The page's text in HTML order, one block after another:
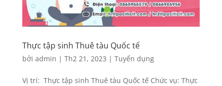
Thực tập sinh Thuê tàu Quốc tế
bởi admin | Th2 21, 2023 | Tuyển dụng
Vị trí: Thực tập sinh Thuê tàu Quốc tế Chức vụ: Thực